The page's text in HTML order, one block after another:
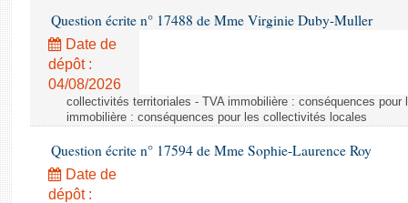
Question écrite n° 17488 de Mme Virginie Duby-Muller
Date de
dépôt :
04/08/2026
collectivités territoriales - TVA immobilière : conséquences
immobilière : conséquences pour les collectivités locales
Question écrite n° 17594 de Mme Sophie-Laurence Roy
Date de
dépôt :